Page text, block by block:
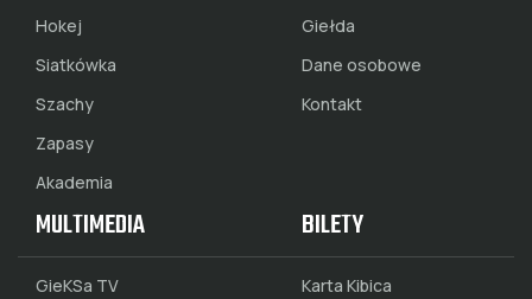
Hokej
Siatkówka
Szachy
Zapasy
Akademia
Giełda
Dane osobowe
Kontakt
MULTIMEDIA
GieKSa TV
BILETY
Karta Kibica